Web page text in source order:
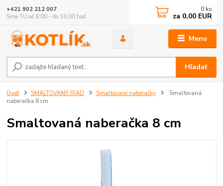
Menu
Hľadať
+421 902 212 007
Sme TU od 8:00 - do 16:00 hod
0 ks
za 0,00 EUR
Úvod SMALTOVANÝ RIAD Smaltované naberačky
Smaltovaná
naberačka 8 cm
Smaltovaná naberačka 8 cm